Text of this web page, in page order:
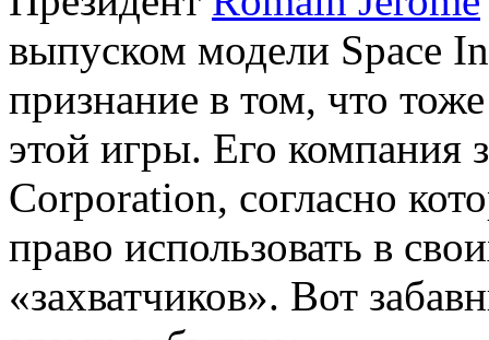
выпуском модели Space
признание в том, что
этой игры. Его компания
Corporation, согласно
право использовать в
«захватчиков». Вот